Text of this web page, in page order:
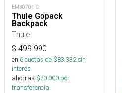
EM30701-C
Thule Gopack
Backpack
Thule
$ 499.990
en 6cuotas de $83.332sin
interés
ahorras $20.000 por
transferencia.